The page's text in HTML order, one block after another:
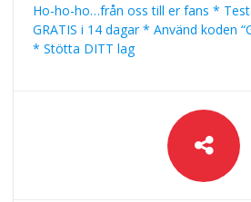
Ho-ho-ho…från oss till er fans *
GRATIS i 14 dagar * Använd koden
* Stötta DITT lag